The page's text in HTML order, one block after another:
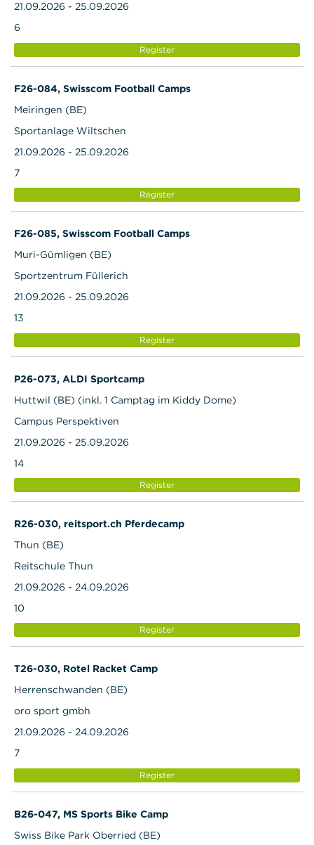
21.09.2026 - 25.09.2026
6
Register
F26-084, Swisscom Football Camps
Meiringen (BE)
Sportanlage Wiltschen
21.09.2026 - 25.09.2026
7
Register
F26-085, Swisscom Football Camps
Muri-Gümligen (BE)
Sportzentrum Füllerich
21.09.2026 - 25.09.2026
13
Register
P26-073, ALDI Sportcamp
Huttwil (BE) (inkl. 1 Camptag im Kiddy Dome)
Campus Perspektiven
21.09.2026 - 25.09.2026
14
Register
R26-030, reitsport.ch Pferdecamp
Thun (BE)
Reitschule Thun
21.09.2026 - 24.09.2026
10
Register
T26-030, Rotel Racket Camp
Herrenschwanden (BE)
oro sport gmbh
21.09.2026 - 24.09.2026
7
Register
B26-047, MS Sports Bike Camp
Swiss Bike Park Oberried (BE)